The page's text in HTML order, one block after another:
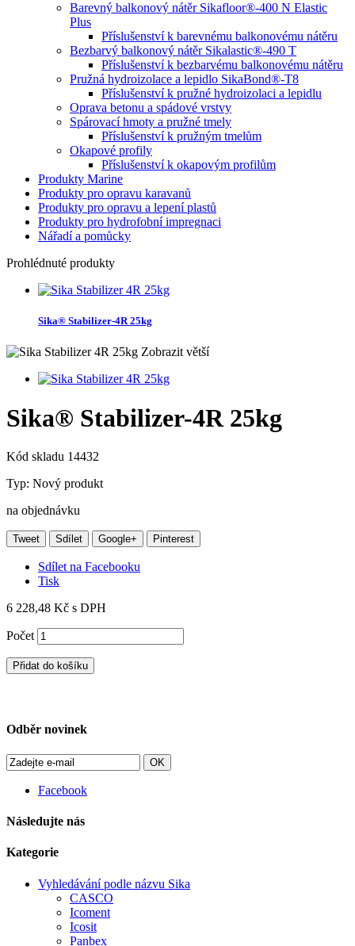
Barevný balkonový nátěr Sikafloor®-400 N Elastic
Plus
Příslušenství k barevnému balkonovému nátěru
Bezbarvý balkonový nátěr Sikalastic®-490 T
Příslušenství k bezbarvému balkonovému nátěru
Pružná hydroizolace a lepidlo SikaBond®-T8
Příslušenství k pružné hydroizolaci a lepidlu
Oprava betonu a spádové vrstvy
Spárovací hmoty a pružné tmely
Příslušenství k pružným tmelům
Okapové profily
Příslušenství k okapovým profilům
Produkty Marine
Produkty pro opravu karavanů
Produkty pro opravu a lepení plastů
Produkty pro hydrofobní impregnaci
Nářadí a pomůcky
Prohlédnuté produkty
Sika® Stabilizer-4R 25kg
Zobrazit větší
Sika® Stabilizer-4R 25kg
Kód skladu 14432
Typ: Nový produkt
na objednávku
Tweet Sdílet Google+ Pinterest
Sdílet na Facebooku
Tisk
6 228,48 Kč s DPH
Počet
Přidat do košíku
Odběr novinek
OK
Facebook
Následujte nás
Kategorie
Vyhledávání podle názvu Sika
CASCO
Icoment
Icosit
Panbex